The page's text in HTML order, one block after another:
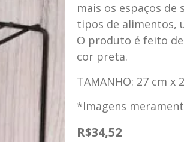
mais os espaços de
tipos de alimentos,
O produto é feito
cor preta.
TAMANHO: 27 cm x
*Imagens
R$34,52